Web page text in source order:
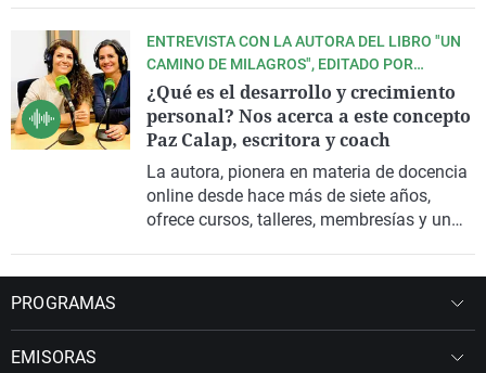
centro de terapias Namasté.
de la mano del escritor Rafael Guzmán
García, y te presentamos un nuevo
concepto de belleza y bienestar que bajo el
nombre Japanese Head Spa ofrece
tratamientos inspirados en la cultura
japonesa.
ENTREVISTA CON LA AUTORA DEL LIBRO "UN
CAMINO DE MILAGROS", EDITADO POR
PLANETA
¿Qué es el desarrollo y crecimiento
personal? Nos acerca a este concepto
Paz Calap, escritora y coach
La autora, pionera en materia de docencia
online desde hace más de siete años,
ofrece cursos, talleres, membresías y un
PROGRAMAS
EMISORAS